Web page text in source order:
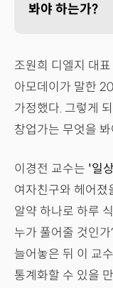
봐야 하는가?
조원희 디엘지 대
아모데이가 말한
가정했다. 그렇게
창업가는 무엇을
이경전 교수는 '일
여자친구와 헤어졌
알약 하나로 하루
누가 풀어줄 것인
늘어놓은 뒤 이 교
통계화할 수 있을